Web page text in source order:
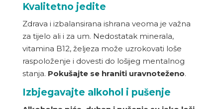
Kvalitetno jedite
Zdrava i izbalansirana ishrana veoma je važna
za tijelo ali i za um. Nedostatak minerala,
vitamina B12, željeza može uzrokovati loše
raspoloženje i dovesti do lošijeg mentalnog
stanja. Pokušajte se hraniti uravnoteženo.
Izbjegavajte alkohol i pušenje